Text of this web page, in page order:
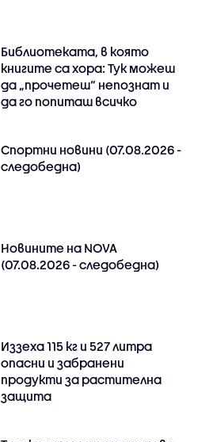
Библиотеката, в която
книгите са хора: Тук можеш
да „прочетеш“ непознат и
да го попиташ всичко
Спортни новини (07.08.2026 -
следобедна)
Новините на NOVA
(07.08.2026 - следобедна)
Иззеха 115 кг и 527 литра
опасни и забранени
продукти за растителна
защита